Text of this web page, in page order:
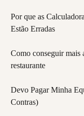
Por que as
Estão Erradas
Como conseguir mais
restaurante
Devo Pagar Minha
Contras)